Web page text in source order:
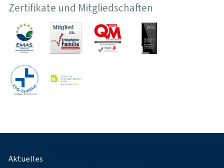
Zertifikate und Mitgliedschaften
Fußnavigation
Aktuelles